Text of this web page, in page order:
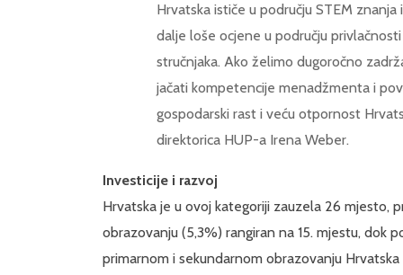
Hrvatska ističe u području STEM
dalje loše ocjene u području
stručnjaka. Ako želimo dugoročno
jačati kompetencije menadžmenta i
gospodarski rast i veću otpornost
direktorica HUP-a Irena Weber.
Investicije i razvoj
Hrvatska je u ovoj kategoriji zauzela 26 mjesto,
obrazovanju (5,3%) rangiran na 15. mjestu, dok
primarnom i sekundarnom obrazovanju